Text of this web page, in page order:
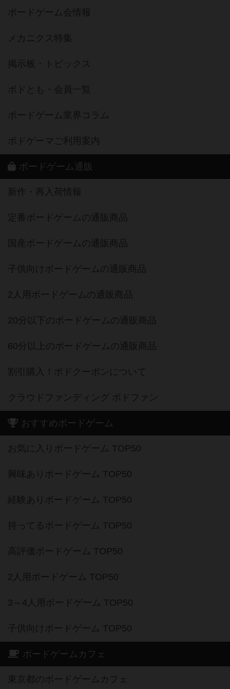
ボードゲーム会情報
メカニクス特集
掲示板・トピックス
ボドとも・会員一覧
ボードゲーム業界コラム
ボドゲーマご利用案内
ボードゲーム通販
新作・再入荷情報
定番ボードゲームの通販商品
国産ボードゲームの通販商品
子供向けボードゲームの通販商品
2人用ボードゲームの通販商品
20分以下のボードゲームの通販商品
60分以上のボードゲームの通販商品
割引購入！ボドクーポンについて
クラウドファンディング ボドファン
おすすめボードゲーム
お気に入りボードゲーム TOP50
興味ありボードゲーム TOP50
経験ありボードゲーム TOP50
持ってるボードゲーム TOP50
高評価ボードゲーム TOP50
2人用ボードゲーム TOP50
3～4人用ボードゲーム TOP50
子供向けボードゲーム TOP50
ボードゲームカフェ
東京都のボードゲームカフェ